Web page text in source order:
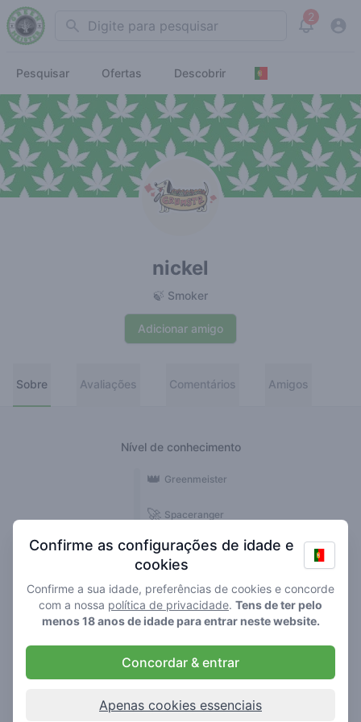
Search 2
View
Pesquisar Ofertas Descobrir
nickel
🍃 Smoker
Adicionar amigo
Sobre Avaliações Comentários Amigos
Nível de conhecimento
🍃 Smoker
🌱 Roller
🥦 Stoner
🚀 Spaceranger
👑 Greenmeister
Comentários
Confirme as configurações de idade e
cookies
Confirme a sua idade, preferências de cookies e concorde
com a nossa política de privacidade. Tens de ter pelo
menos 18 anos de idade para entrar neste website.
Concordar & entrar
Apenas cookies essenciais